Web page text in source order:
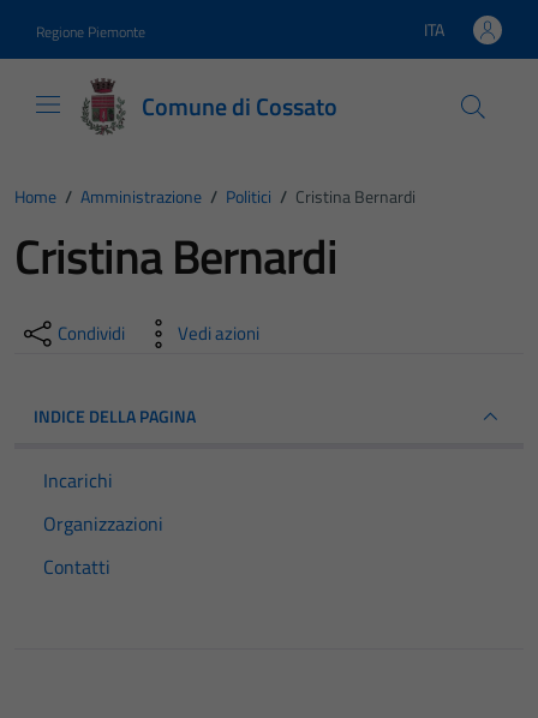
Regione Piemonte Lingua attiva:
ITA
Comune di Cossato
Home / Amministrazione / Politici / Cristina Bernardi
Cristina Bernardi
Condividi Vedi azioni
INDICE DELLA PAGINA
Incarichi
Organizzazioni
Contatti